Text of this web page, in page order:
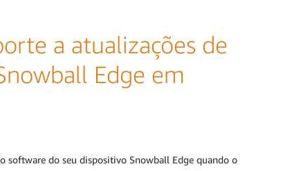
a atualizações de
Edge em
software do seu dispositivo Snowball Edge quando o